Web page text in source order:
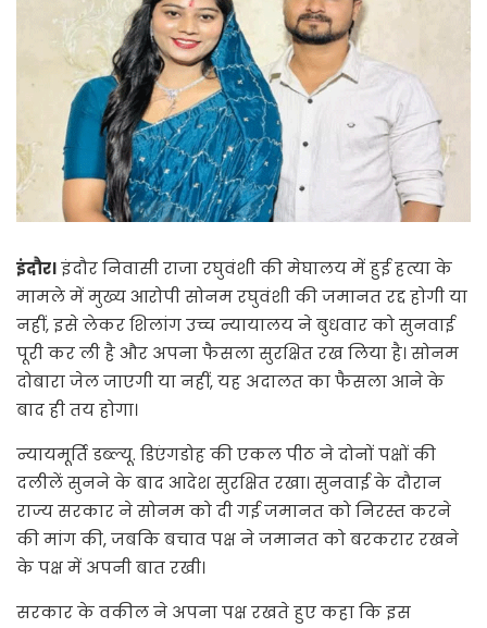
इंदौर।इंदौर निवासी राजा रघुवंशी की मेघालय में हुई हत्या के
मामले में मुख्य आरोपी सोनम रघुवंशी की जमानत रद्द होगी या
नहीं, इसे लेकर शिलांग उच्च न्यायालय ने बुधवार को सुनवाई
पूरी कर ली है और अपना फैसला सुरक्षित रख लिया है। सोनम
दोबारा जेल जाएगी या नहीं, यह अदालत का फैसला आने के
बाद ही तय होगा।
न्यायमूर्ति डब्ल्यू. डिएंगडोह की एकल पीठ ने दोनों पक्षों की
दलीलें सुनने के बाद आदेश सुरक्षित रखा। सुनवाई के दौरान
राज्य सरकार ने सोनम को दी गई जमानत को निरस्त करने
की मांग की, जबकि बचाव पक्ष ने जमानत को बरकरार रखने
के पक्ष में अपनी बात रखी।
सरकार के वकील ने अपना पक्ष रखते हुए कहा कि इस